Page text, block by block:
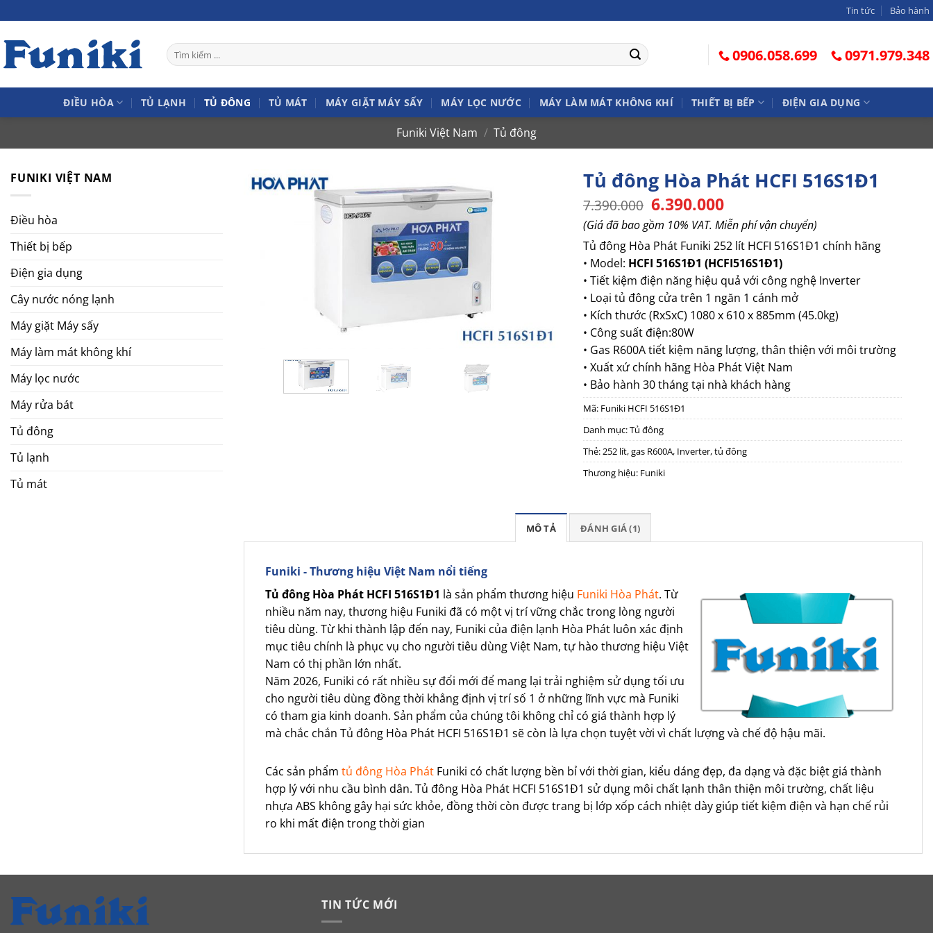
nội
dung
Tin tức Bảo hành
Tìm
kiếm:
0906.058.699 0971.979.348
ĐIỀU HÒA TỦ LẠNH TỦ ĐÔNG TỦ MÁT MÁY GIẶT MÁY SẤY MÁY LỌC NƯỚC MÁY LÀM MÁT KHÔNG KHÍ THIẾT BỊ BẾP ĐIỆN GIA DỤNG
Funiki Việt Nam / Tủ đông
FUNIKI VIỆT NAM
Điều hòa
Thiết bị bếp
Điện gia dụng
Cây nước nóng lạnh
Máy giặt Máy sấy
Máy làm mát không khí
Máy lọc nước
Máy rửa bát
Tủ đông
Tủ lạnh
Tủ mát
Tủ đông Hòa Phát HCFI 516S1Đ1
7.390.000 Giá
gốc
là:
7.390.000.
6.390.000Giá
hiện
tại
là:
6.390.000.
(Giá đã bao gồm 10% VAT. Miễn phí vận chuyển)
Tủ đông Hòa Phát Funiki 252 lít HCFI 516S1Đ1 chính hãng
• Model: HCFI 516S1Đ1 (HCFI516S1Đ1)
• Tiết kiệm điện năng hiệu quả với công nghệ Inverter
• Loại tủ đông cửa trên 1 ngăn 1 cánh mở
• Kích thước (RxSxC) 1080 x 610 x 885mm (45.0kg)
• Công suất điện:80W
• Gas R600A tiết kiệm năng lượng, thân thiện với môi trường
• Xuất xứ chính hãng Hòa Phát Việt Nam
• Bảo hành 30 tháng tại nhà khách hàng
Mã: Funiki HCFI 516S1Đ1
Danh mục:Tủ đông
Thẻ:252 lít,gas R600A, Inverter,tủ đông
Thương hiệu: Funiki
MÔ TẢ ĐÁNH GIÁ (1)
Funiki - Thương hiệu Việt Nam nổi tiếng
Tủ đông Hòa Phát HCFI 516S1Đ1 là sản phẩm thương hiệu Funiki Hòa Phát. Từ
nhiều năm nay, thương hiệu Funiki đã có một vị trí vững chắc trong lòng người
tiêu dùng. Từ khi thành lập đến nay, Funiki của điện lạnh Hòa Phát luôn xác định
mục tiêu chính là phục vụ cho người tiêu dùng Việt Nam, tự hào thương hiệu Việt
Nam có thị phần lớn nhất.
Năm 2026, Funiki có rất nhiều sự đổi mới để mang lại trải nghiệm sử dụng tối ưu
cho người tiêu dùng đồng thời khẳng định vị trí số 1 ở những lĩnh vực mà Funiki
có tham gia kinh doanh. Sản phẩm của chúng tôi không chỉ có giá thành hợp lý
mà chắc chắn Tủ đông Hòa Phát HCFI 516S1Đ1 sẽ còn là lựa chọn tuyệt vời vì chất lượng và chế độ hậu mãi.
Các sản phẩm tủ đông Hòa Phát Funiki có chất lượng bền bỉ với thời gian, kiểu dáng đẹp, đa dạng và đặc biệt giá thành
hợp lý với nhu cầu bình dân. Tủ đông Hòa Phát HCFI 516S1Đ1 sử dụng môi chất lạnh thân thiện môi trường, chất liệu
nhựa ABS không gây hại sức khỏe, đồng thời còn được trang bị lớp xốp cách nhiệt dày giúp tiết kiệm điện và hạn chế rủi
ro khi mất điện trong thời gian
TIN TỨC MỚI